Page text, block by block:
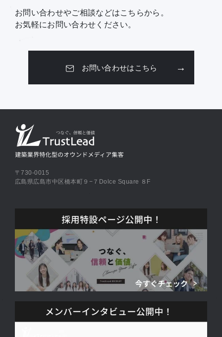
お問い合わせやご相談などはこちらから。
お気軽にお問い合わせください。
お問い合わせはこちら
〒730-0015
広島県広島市中区橋本町９−７Dolce Square ８F